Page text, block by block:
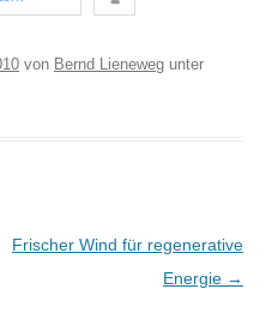
von Bernd Lieneweg unter
Frischer Wind für regenerative
Energie →